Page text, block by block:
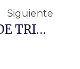
Siguiente
HIERBA DE TRIGO: Propiedades Y Beneficios